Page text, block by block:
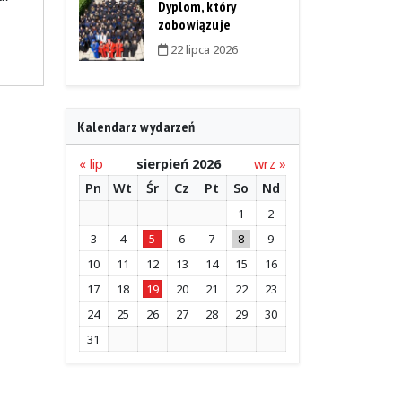
Dyplom, który
zobowiązuje
22 lipca 2026
Kalendarz wydarzeń
« lip sierpień 2026
wrz »
Pn
Wt Śr Cz Pt So Nd
1
2
3
4 5 6 7 8
9
10
11 12 13 14 15
16
17
18 19 20 21 22
23
24
25 26 27 28 29
30
31